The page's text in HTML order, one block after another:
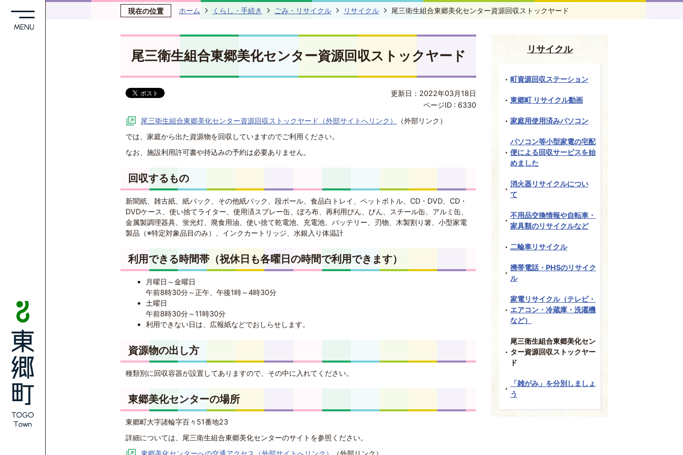
現在の位置 ホーム くらし・手続き ごみ・リサイクル リサイクル 尾三衛生組合東郷美化センター資源回収ストックヤード
尾三衛生組合東郷美化センター資源回収ストックヤード
更新日：2022年03月18日
ページID : 6330
尾三衛生組合東郷美化センター資源回収ストックヤード（外部サイトへリンク）
（外部リンク）
では、家庭から出た資源物を回収していますのでご利用ください。
なお、施設利用許可書や持込みの予約は必要ありません。
回収するもの
新聞紙、雑古紙、紙パック、その他紙パック、段ボール、食品白トレイ、ペットボトル、CD・DVD、CD・
DVDケース、使い捨てライター、使用済スプレー缶、ぼろ布、再利用びん、びん、スチール缶、アルミ缶、
金属製調理器具、蛍光灯、廃食用油、使い捨て乾電池、充電池、バッテリー、刃物、木製割り箸、小型家電
製品（※特定対象品目のみ）、インクカートリッジ、水銀入り体温計
利用できる時間帯（祝休日も各曜日の時間で利用できます）
月曜日～金曜日
午前8時30分～正午、午後1時～4時30分
土曜日
午前8時30分～11時30分
利用できない日は、広報紙などでおしらせします。
資源物の出し方
種類別に回収容器が設置してありますので、その中に入れてください。
東郷美化センターの場所
東郷町大字諸輪字百々51番地23
詳細については、尾三衛生組合東郷美化センターのサイトを参照ください。
東郷美化センターへの交通アクセス（外部サイトへリンク）
（外部リンク）
リサイクル
町資源回収ステーション
東郷町 リサイクル動画
家庭用使用済みパソコン
パソコン等小型家電の宅配
便による回収サービスを始
めました
消火器リサイクルについ
て
不用品交換情報や自転車・
家具類のリサイクルなど
二輪車リサイクル
携帯電話・PHSのリサイク
ル
家電リサイクル（テレビ・
エアコン・冷蔵庫・洗濯機
など）
尾三衛生組合東郷美化セン
ター資源回収ストックヤー
ド
「雑がみ」を分別しましょ
う